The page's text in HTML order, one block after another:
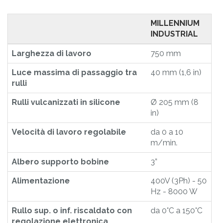
MILLENNIUM
INDUSTRIAL
Larghezza di lavoro 750 mm
Luce massima di passaggio tra
rulli
40 mm (1,6 in)
Rulli vulcanizzati in silicone
Ø 205 mm (8
in)
Velocità di lavoro regolabile
da 0 a 10
m/min.
Albero supporto bobine 3”
Alimentazione
400V (3Ph) - 50
Hz - 8000 W
Rullo sup. o inf. riscaldato con
da 0°C a 150°C